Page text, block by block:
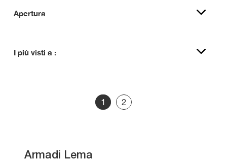
Apertura
I più visti a :
1 2
Armadi Lema